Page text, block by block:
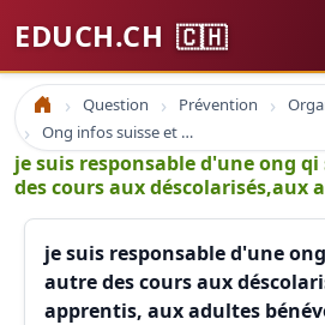
EDUCH.CH 🇨🇭
Accueil Question Prévention
Ong infos suisse et à l'étranger
je suis responsable d'une ong
des cours aux déscolarisés,aux
je suis responsable d'une
autre des cours aux
apprentis, aux adultes